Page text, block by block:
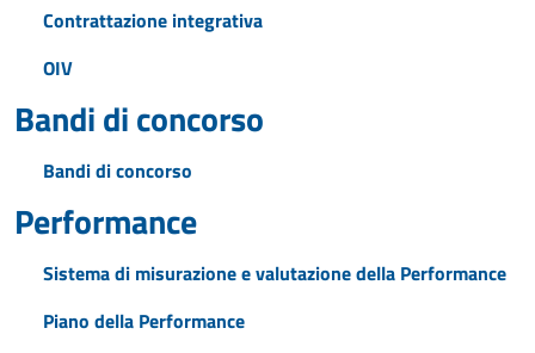
Contrattazione integrativa
OIV
Bandi di concorso
Bandi di concorso
Performance
Sistema di misurazione e valutazione della Performance
Piano della Performance